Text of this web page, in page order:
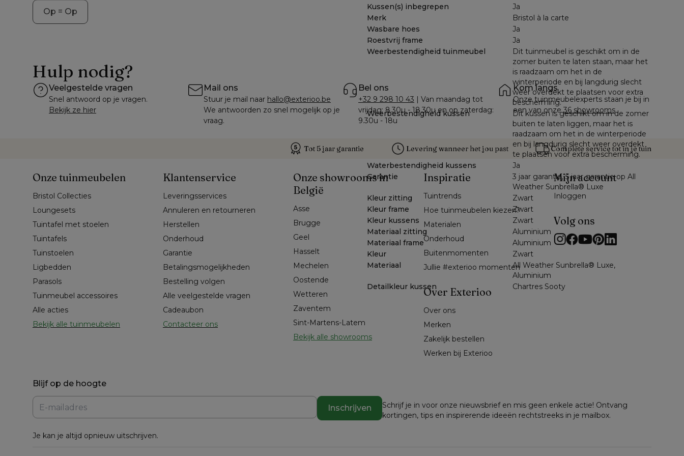
Kussen(s) inbegrepen
Ja
Merk
Bristol à la carte
Wasbare hoes
Ja
Roestvrij frame
Ja
Weerbestendigheid tuinmeubel
Dit tuinmeubel is geschikt om in de
zomer buiten te laten staan, maar het
is raadzaam om het in de
winterperiode en bij langdurig slecht
weer overdekt te plaatsen voor extra
bescherming.
Weerbestendigheid kussen
Dit kussen is geschikt om in de zomer
buiten te laten liggen, maar het is
raadzaam om het in de winterperiode
en bij langdurig slecht weer overdekt
te plaatsen voor extra bescherming.
Waterbestendigheid kussens
Ja
Garantie
3 jaar garantie, 5 jaar garantie op All
Weather Sunbrella® Luxe
Kleur zitting
Zwart
Kleur frame
Zwart
Kleur kussens
Zwart
Materiaal zitting
Aluminium
Materiaal frame
Aluminium
Kleur
Zwart
Materiaal
All Weather Sunbrella® Luxe,
Aluminium
Detailkleur kussen
Chartres Sooty
Op = Op
Hulp nodig?
Veelgestelde vragen
Snel antwoord op je vragen.
Bekijk ze hier
Mail ons
Stuur je mail naar hallo@exterioo.be
We antwoorden zo snel mogelijk op je
vraag.
Bel ons
+32 9 298 10 43 | Van maandag tot
vrijdag: 8.30u - 18.30u en op zaterdag:
9.30u - 18u
Kom langs
Onze tuinmeubelexperts staan je bij in
een van onze 36 showrooms
Tot 5 jaar garantie Levering wanneer het jou past Complete service tot in je tuin
Onze tuinmeubelen
Bristol Collecties
Loungesets
Tuintafel met stoelen
Tuintafels
Tuinstoelen
Ligbedden
Parasols
Tuinmeubel accessoires
Alle acties
Bekijk alle tuinmeubelen
Klantenservice
Leveringsservices
Annuleren en retourneren
Herstellen
Onderhoud
Garantie
Betalingsmogelijkheden
Bestelling volgen
Alle veelgestelde vragen
Cadeaubon
Contacteer ons
Onze showrooms in
België
Asse
Brugge
Geel
Hasselt
Mechelen
Oostende
Wetteren
Zaventem
Sint-Martens-Latem
Bekijk alle showrooms
Inspiratie
Tuintrends
Hoe tuinmeubelen kiezen?
Materialen
Onderhoud
Buitenmomenten
Jullie #exterioo momenten
Over Exterioo
Over ons
Merken
Zakelijk bestellen
Werken bij Exterioo
Mijn account
Inloggen
Volg ons
Blijf op de hoogte
Inschrijven
Je kan je altijd opnieuw uitschrijven.
Schrijf je in voor onze nieuwsbrief en mis geen enkele actie! Ontvang
kortingen, tips en inspirerende ideeën rechtstreeks in je mailbox.